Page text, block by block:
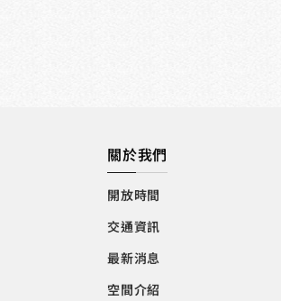
關於我們
開放時間
交通資訊
最新消息
空間介紹